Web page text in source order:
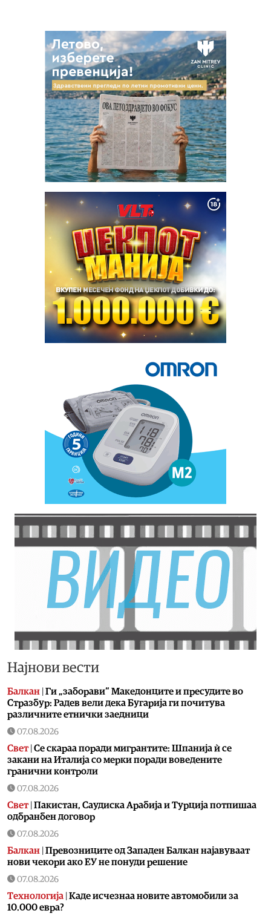
Најнови вести
Балкан Ги „заборави“ Македонците и пресудите во
Стразбур: Радев вели дека Бугарија ги почитува
различните етнички заедници
07.08.2026
Свет| Се скараа поради мигрантите: Шпанија ѝ се
закани на Италија со мерки поради воведените
гранични контроли
07.08.2026
Свет| Пакистан, Саудиска Арабија и Турција потпишаа
одбранбен договор
07.08.2026
Балкан Превозниците од Западен Балкан најавуваат
нови чекори ако ЕУ не понуди решение
07.08.2026
Технологија Kаде исчезнаа новите автомобили за
10.000 евра?